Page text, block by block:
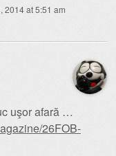
2014 at 5:51 am
uşor afară …
26FOB-